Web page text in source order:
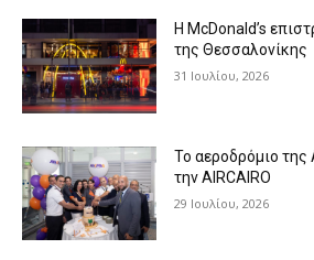
Η McDonald’s
της Θεσσαλονίκης
31 Ιουλίου, 2026
Το αεροδρόμιο της
την AIRCAIRO
29 Ιουλίου, 2026